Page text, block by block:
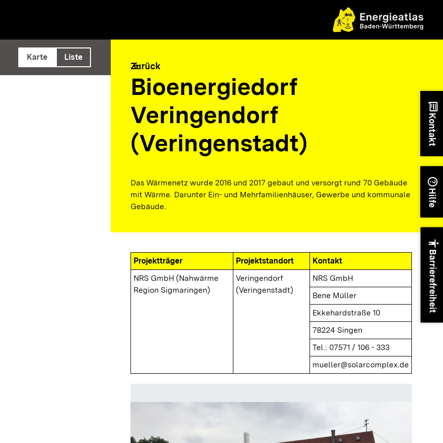
ausführen
Karte Liste
arrow_back
Zurück
Bioenergiedorf
Veringendorf
(Veringenstadt)
Das Wärmenetz wurde 2016 und 2017 gebaut und versorgt rund 70 Gebäude
mit Wärme. Darunter Ein- und Mehrfamilienhäuser, Gewerbe und kommunale
Gebäude.
Projektträger Projektstandort
Kontakt
NRS GmbH (Nahwärme
Region Sigmaringen)
Veringendorf
(Veringenstadt)
NRS GmbH
Bene Müller
Ekkehardstraße 10
78224 Singen
Tel.: 07571 / 106 - 333
mueller@solarcomplex.de
chat
Kontakt
help
Hilfe
accessibility
Barrierefreiheit